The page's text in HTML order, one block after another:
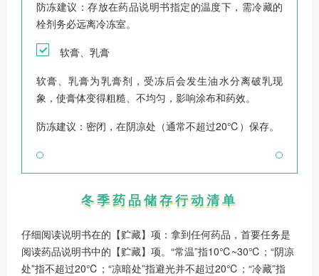
防冻建议：存放在药品说明书指定的温度下，需冷藏的
栓剂务必远离冷冻室。
软膏、乳膏
软膏、乳膏为乳膏剂，受冻后会发生油水分离破乳现
象，使膏体变得粗糙、不均匀，影响涂布和药效。
防冻建议：密闭，在阴凉处（通常不超过20℃）保存。
冬季药品储存行动清单
仔细阅读说明书在的【贮藏】项：拿到任何药品，首要任务是
阅读药品说明书中的【贮藏】项。“常温”指10℃~30℃；“阴凉
处”指不超过20℃；“凉暗处”指避光并不超过20℃；“冷藏”指